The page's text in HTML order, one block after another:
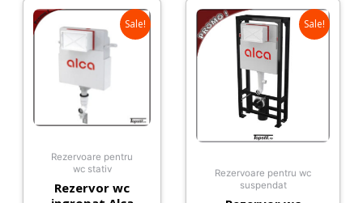
Sale!
Rezervoare pentru
wc stativ
Rezervor wc
Sale!
Rezervoare pentru wc
suspendat